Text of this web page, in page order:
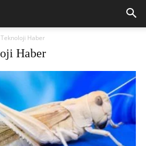
Teknoloji Haber
Haber